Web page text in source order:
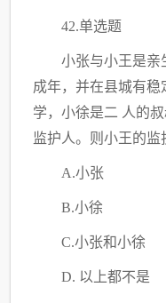
42.单选题
小张与小王是亲
成年，并在县城有
学，小徐是二 人的
监护人。则小王的监
A.小张
B.小徐
C.小张和小徐
D. 以上都不是